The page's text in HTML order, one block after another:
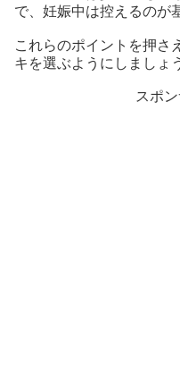
で、妊娠中は控えるのが
これらのポイントを押さ
キを選ぶようにしましょ
スポ